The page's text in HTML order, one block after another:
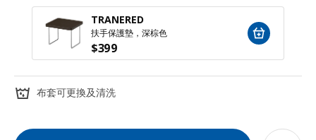
TRANERED
扶手保護墊，深棕色
$399
布套可更換及清洗